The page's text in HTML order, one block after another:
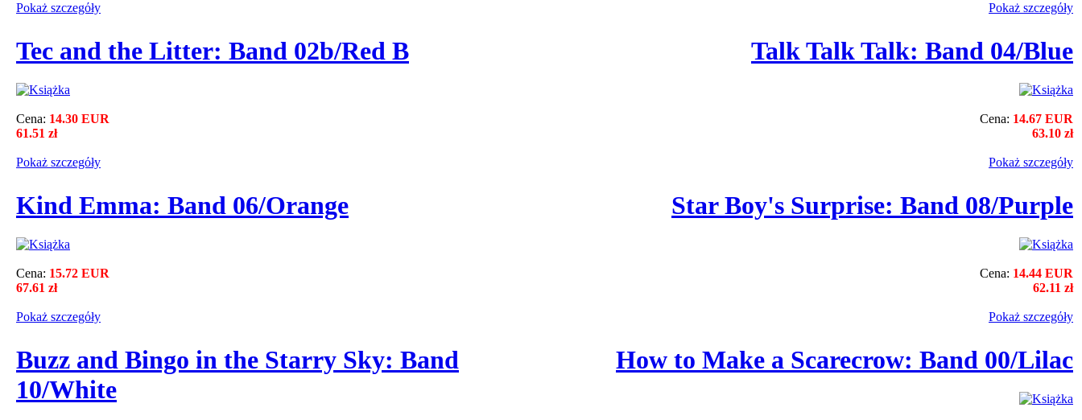
Pokaż szczegόły Pokaż szczegόły
Tec and the Litter: Band 02b/Red B
Cena: 14.30 EUR
61.51 zł
Pokaż szczegόły
Talk Talk Talk: Band 04/Blue
Cena: 14.67 EUR
63.10 zł
Pokaż szczegόły
Kind Emma: Band 06/Orange
Cena: 15.72 EUR
67.61 zł
Pokaż szczegόły
Star Boy's Surprise: Band 08/Purple
Cena: 14.44 EUR
62.11 zł
Pokaż szczegόły
Buzz and Bingo in the Starry Sky: Band
10/White
How to Make a Scarecrow: Band 00/Lilac